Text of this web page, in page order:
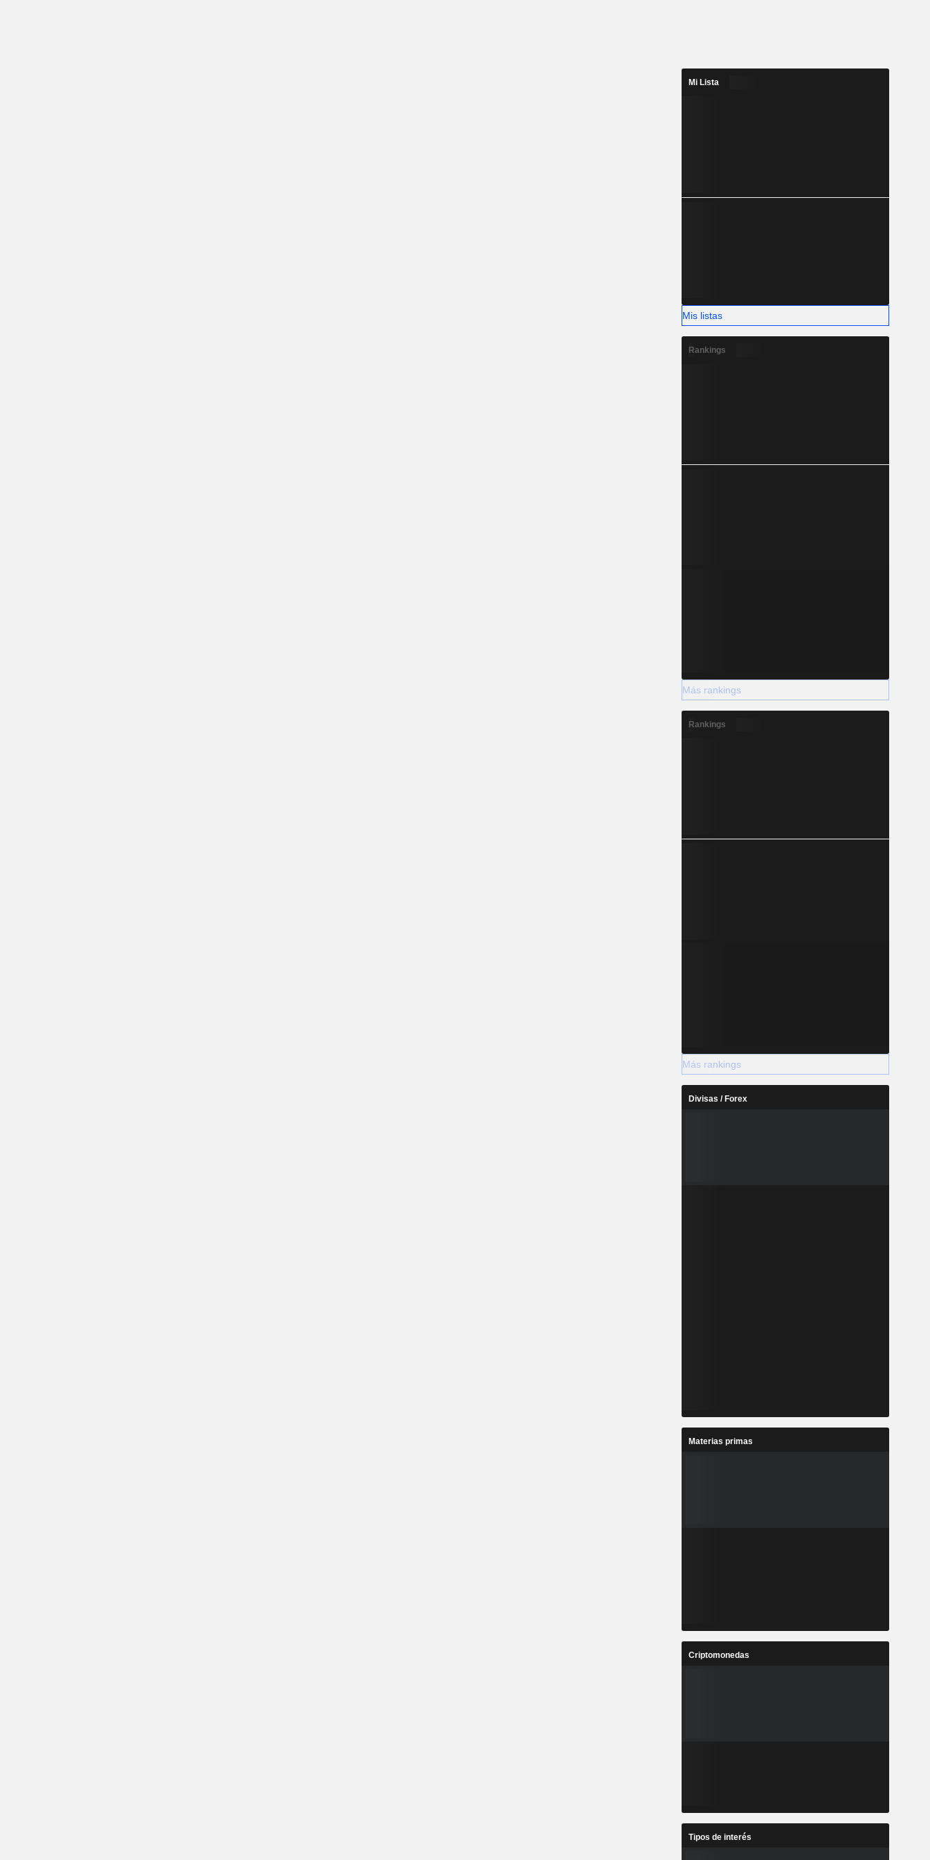
Mi Lista
Mis listas
Rankings
Más rankings
Rankings
Más rankings
Divisas / Forex
Materias primas
Criptomonedas
Tipos de interés